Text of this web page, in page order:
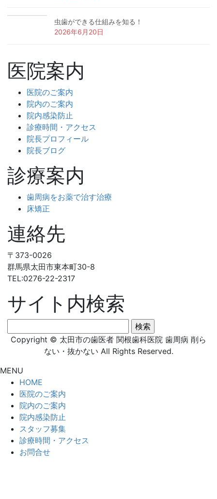
虫歯ができる仕組みを知る！
2026年6月20日
医院案内
医院のご案内
院内のご案内
院内感染防止
診療時間・アクセス
院長プロフィール
院長ブログ
診療案内
歯周病をお薬で治す治療
床矯正
連絡先
〒373-0026
群馬県太田市東本町30-8
TEL:0276-22-2317
サイト内検索
索:Copyright © 太田市の歯医者 関根歯科医院 歯周病 削ら
ない・抜かない All Rights Reserved.
MENU
HOME
医院のご案内
院内のご案内
院内感染防止
スタッフ募集
診療時間・アクセス
お問合せ